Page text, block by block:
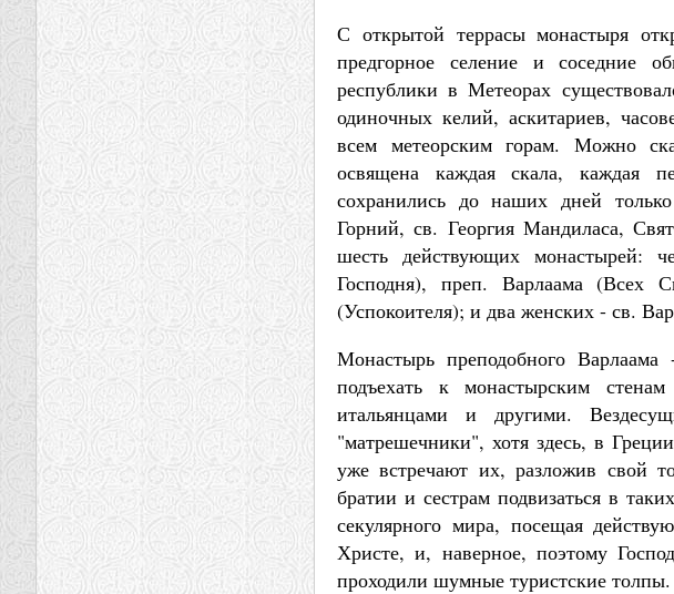
С открытой террасы монастыря
предгорное селение и соседние
республики в Метеорах
одиночных келий, аскитариев,
всем метеорским горам. Можно
освящена каждая скала, каждая
сохранились до наших дней
Горний, св. Георгия Мандиласа,
шесть действующих монастырей:
Господня), преп. Варлаама (Всех
(Успокоителя); и два женских - св.
Монастырь преподобного
подъехать к монастырским
итальянцами и другими.
"матрешечники", хотя здесь, в
уже встречают их, разложив свой
братии и сестрам подвизаться в
секулярного мира, посещая
Христе, и, наверное, поэтому
проходили шумные туристские толпы.